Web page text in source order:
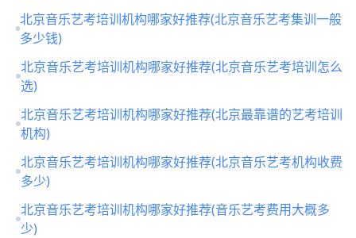
北京音乐艺考培训机构哪家好推荐(北京音乐艺考集训一般
多少钱)
北京音乐艺考培训机构哪家好推荐(北京音乐艺考培训怎么
选)
北京音乐艺考培训机构哪家好推荐(北京最靠谱的艺考培训
机构)
北京音乐艺考培训机构哪家好推荐(北京音乐艺考机构收费
多少)
北京音乐艺考培训机构哪家好推荐(音乐艺考费用大概多
少)